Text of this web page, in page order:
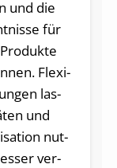
und die
für
Fle­xi­
las­
und
nut­
ver­